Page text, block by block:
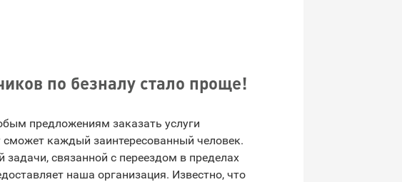
по безналу стало проще!
предложениям заказать услуги
сможет каждый заинтересованный человек.
задачи, связанной с переездом в пределах
наша организация. Известно, что